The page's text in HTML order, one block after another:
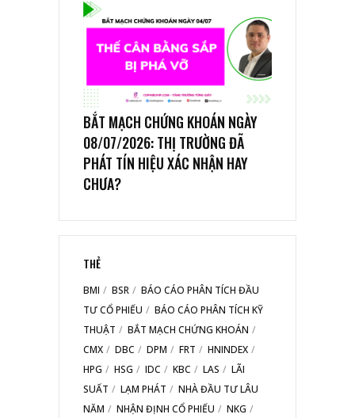
BẮT MẠCH CHỨNG KHOÁN NGÀY
08/07/2026: THỊ TRƯỜNG ĐÃ
PHÁT TÍN HIỆU XÁC NHẬN HAY
CHƯA?
THẺ
BMI BSR
BÁO CÁO PHÂN TÍCH ĐẦU
TƯ CỔ PHIẾU
BÁO CÁO PHÂN TÍCH KỸ
THUẬT
BẮT MẠCH CHỨNG KHOÁN
CMX
DBC DPM FRT
HNINDEX
HPG
HSG IDC KBC LAS
LÃI
SUẤT
LẠM PHÁT
NHÀ ĐẦU TƯ LÂU
NĂM
NHẬN ĐỊNH CỔ PHIẾU NKG